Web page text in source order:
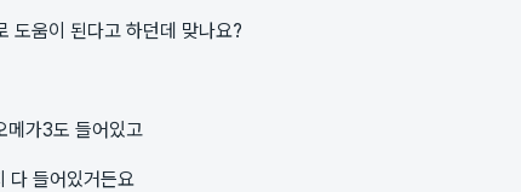
도움이 된다고 하던데 맞나요?
메가3도 들어있고
다 들어있거든요